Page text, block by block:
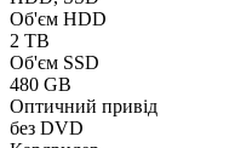
Об'єм HDD
2 TB
Об'єм SSD
480 GB
Оптичний привід
без DVD